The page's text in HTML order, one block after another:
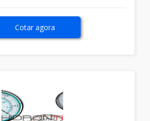
Cotar agora